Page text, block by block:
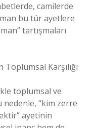
camilerde
bu tür ayetlere
tartışmaları
Karşılığı
toplumsal ve
“kim zerre
ayetinin